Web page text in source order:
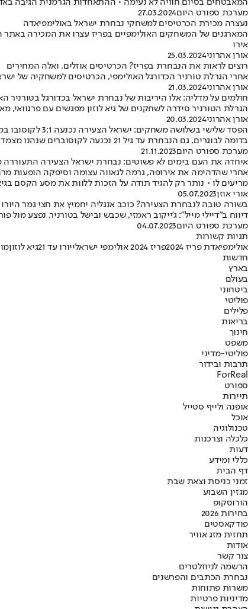
המאבטחים בסיום חוויה לא נעימה • ההתאחדות הגרמנית הגיבה
מערכת ספורט היום27.03.2024
נעצרה מכירת הכרטיסים למשחקי נבחרת ישראל באולימפיאדה
אירו
אורן אהרוני25.03.2024
רוצים לראות את הנבחרת בפריז? הכרטיסים אוזלים, ואלה המחירים
אחרי הגרלת טורניר הכדורגל האולימפי, הכרטיסים למשחקיה של ישראל נחטפים במהרה • מ-25 ועד 80 יורו, מפריז ועד נאנט: אלה המחירים לקטגוריות
אורן אהרוני21.03.2024
חולמים על מדליה: אלו היריבות של נבחרת ישראל בכדורגל בטורניר
הגרלת הטורניר סידרה לשחקנים של גיא לוזון מפגשים עם
אורן אהרוני20.03.2024
הפסד שלישי בשלושה משחקים: ישראל הצעירה נכנעה 3:1 לקוסובו במוקדמות היורו
בדומה לבוגרים, גם הנבחרת עד גיל 21 נכנעה לקוסוברים שנהנו מצמד של בלרון קרסניצ'י הכישרוני ושער נוסף של טושה וטון • סתיו נחמני רק צימק לכחולים-לבנים
מערכת ספורט היום21.11.2023
איחדה את העם בימים לא פשוטים: נבחרת ישראל הצעירה
מריעים לו • נותר רק להגיד תודה על הזכות ללוות את מסע הקסם
אורי אוזן05.07.2023
בשורה טובה לנבחרת הצעירה? כוכב אנגליה יחמיץ את חצי גמר היורו
דיווח ב"דיילי מייל": ג'ייקוב ראמזי, שכבש ובישל בטורניר, נפצע
מערכת ספורט היום04.07.2023
תגיות קשורות
אולימפיאדת פריז 2024
פריז 2024 אולימפי ישראלי יורו עד 21 גיא לוזון
חדשות
בארץ
בעולם
ביטחוני
פוליטי
פלילים
בריאות
חינוך
משפט
פוליטי-מדיני
תרבות ובידור
ForReal
ספורט
תיירות
אופנה ולייף סטייל
אוכל
טכנולוגיה
כלכלה וצרכנות
דעות
כללי ומידע
דף הבית
זמני כניסת וצאת שבת
מגזין השבוע
הורוסקופ
בחירות 2026
פודקאסטים
תחזית מזג אוויר
אודות
צור קשר
הרשמה לניוזלטרים
נבחרת הכתבים והפרשנים
משרות פתוחות
מדיניות פרטיות